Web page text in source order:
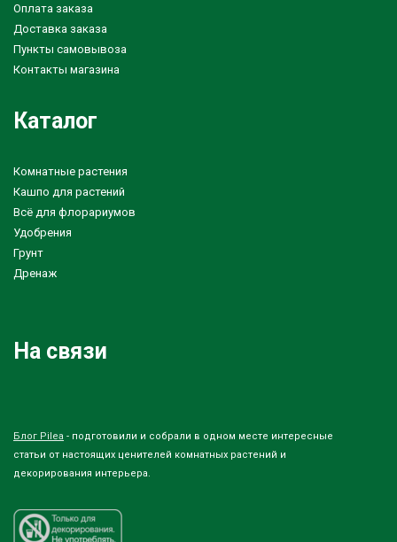
Оплата заказа
Доставка заказа
Пункты самовывоза
Контакты магазина
Каталог
Комнатные растения
Кашпо для растений
Всё для флорариумов
Удобрения
Грунт
Дренаж
На связи
Блог Pilea - подготовили и собрали в одном месте интересные
статьи от настоящих ценителей комнатных растений и
декорирования интерьера.